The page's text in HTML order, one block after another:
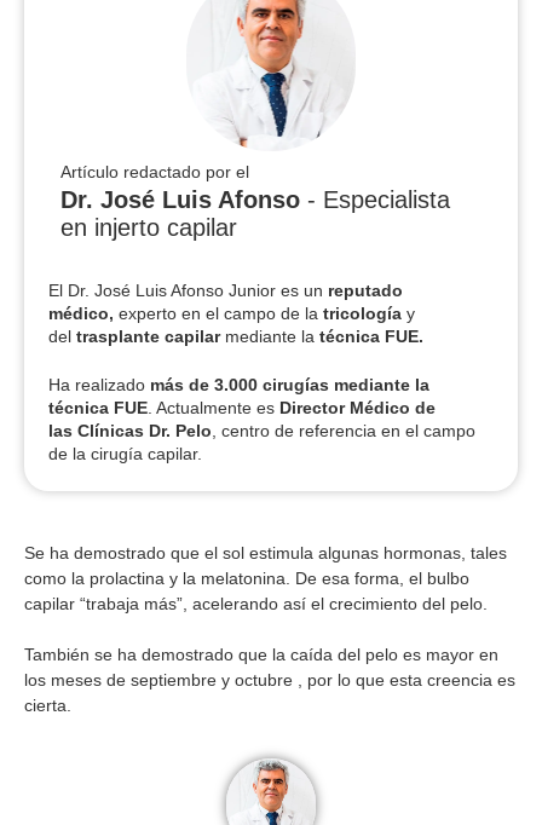
Artículo redactado por el
Dr. José Luis Afonso - Especialista
en injerto capilar
El Dr. José Luis Afonso Junior es un reputado
médico, experto en el campo de la tricología y
del trasplante capilar mediante la técnica FUE.
Ha realizado más de 3.000 cirugías mediante la
técnica FUE . Actualmente es Director Médico de
las Clínicas Dr. Pelo , centro de referencia en el campo
de la cirugía capilar.
Se ha demostrado que el sol estimula algunas hormonas, tales
como la prolactina y la melatonina. De esa forma, el bulbo
capilar “trabaja más”, acelerando así el crecimiento del pelo.
También se ha demostrado que la caída del pelo es mayor en
los meses de septiembre y octubre , por lo que esta creencia es
cierta.